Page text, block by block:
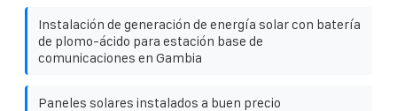
Instalación de generación de energía solar con batería
de plomo-ácido para estación base de
comunicaciones en Gambia
Paneles solares instalados a buen precio